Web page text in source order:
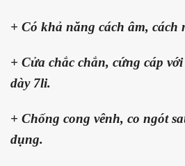
+ Có khả năng cách âm, cách
+ Cửa chắc chắn, cứng cáp
dày 7li.
+ Chống cong vênh, co ngót
dụng.